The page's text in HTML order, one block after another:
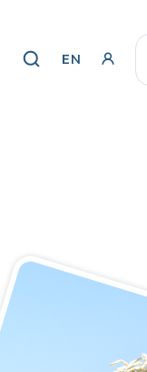
EN